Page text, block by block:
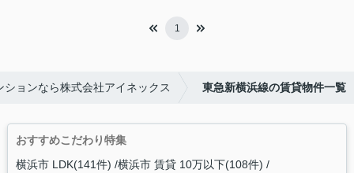
1
ションなら株式会社アイネックス 東急新横浜線の賃貸物件一覧
おすすめこだわり特集
横浜市 LDK(141件) 横浜市 賃貸 10万以下(108件)